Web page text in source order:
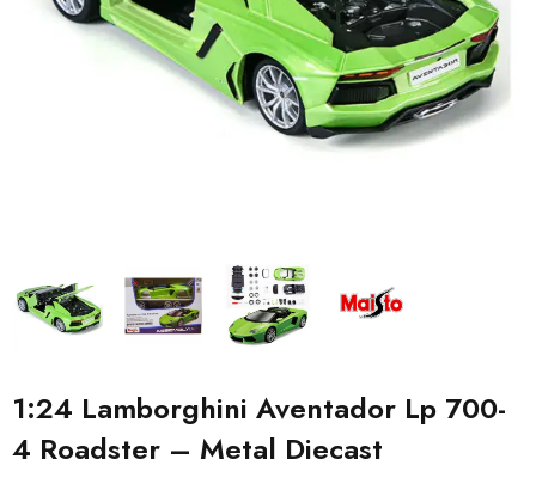
1:24 Lamborghini Aventador Lp 700-
4 Roadster – Metal Diecast